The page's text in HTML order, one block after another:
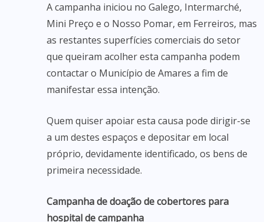
A campanha iniciou no Galego, Intermarché,
Mini Preço e o Nosso Pomar, em Ferreiros, mas
as restantes superfícies comerciais do setor
que queiram acolher esta campanha podem
contactar o Município de Amares a fim de
manifestar essa intenção.
Quem quiser apoiar esta causa pode dirigir-se
a um destes espaços e depositar em local
próprio, devidamente identificado, os bens de
primeira necessidade.
Campanha de doação de cobertores para
hospital de campanha